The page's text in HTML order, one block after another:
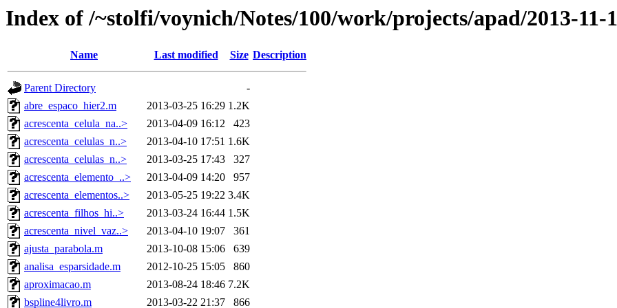
Index of /~stolfi/voynich/Notes/100/work/projects/apad/2013-11-
Name Last modified Size Description
Parent Directory
-
abre_espaco_hier2.m
2013-03-25 16:29 1.2K
acrescenta_celula_na..>
2013-04-09 16:12
423
acrescenta_celulas_n..>
2013-04-10 17:51 1.6K
acrescenta_celulas_n..>
2013-03-25 17:43
327
acrescenta_elemento_..>
2013-04-09 14:20
957
acrescenta_elementos..>
2013-05-25 19:22 3.4K
acrescenta_filhos_hi..>
2013-03-24 16:44 1.5K
acrescenta_nivel_vaz..>
2013-04-10 19:07
361
ajusta_parabola.m
2013-10-08 15:06
639
analisa_esparsidade.m
2012-10-25 15:05
860
aproximacao.m
2013-08-24 18:46 7.2K
bspline4livro.m
2013-03-22 21:37 866